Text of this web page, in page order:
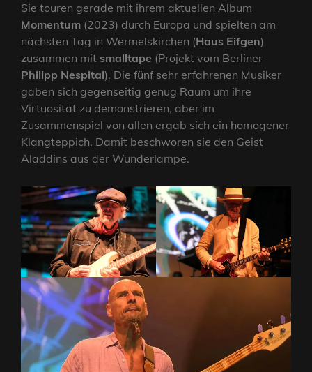
Sie touren gerade mit ihrem aktuellen Album
Momentum (2023) durch Europa und spielten am
nächsten Tag in Wermelskirchen (Haus Eifgen)
zusammen mit smalltape (Projekt vom Berliner
Philipp Nespital). Die fünf sehr erfahrenen Musiker
gaben sich gegenseitig genug Raum um ihre
Virtuosität zu demonstrieren, aber im
Zusammenspiel von allen ergab sich ein homogener
Klangteppich. Damit beschworen sie den Geist
Aladdins aus der Wunderlampe.